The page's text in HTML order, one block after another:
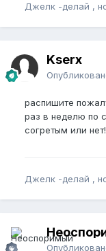
Джелк -делай ,
Kserx
распишите
раз в неделю по
согретым или нет!
Джелк -делай ,